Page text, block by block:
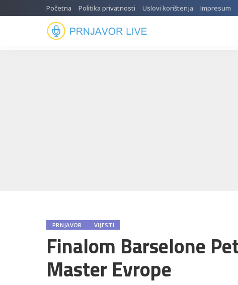
Početna Politika privatnosti Uslovi korištenja Impresum
PRNJAVOR VIJESTI
Finalom Barselone
Master Evrope